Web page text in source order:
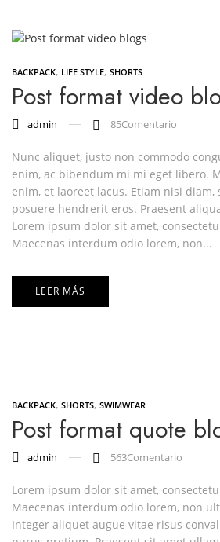
BACKPACK, LIFE STYLE, SHORTS
Post format video
admin 85Comentario
Nunc aliquet, justo non commodo
enim, ac bibendum mi mi eget libero.
enim, et laoreet lacus. Etiam nisi diam,
posuere hendrerit eros. Praesent
Lorem ipsum dolor sit amet,
Maecenas interdum odio lorem, non...
LEER MÁS
BACKPACK, SHORTS, SWIMWEAR
Post format quote
admin 563Comentario
Lorem ipsum dolor sit amet,
Maecenas interdum odio lorem, non
Integer aliquet augue vitae risus